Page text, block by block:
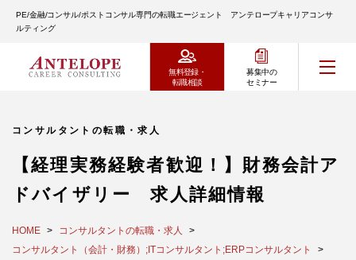
PE/金融/コンサル/ポストコンサル専門の転職エージェント アンテロープキャリアコンサ
ルティング
無料登録・
転職相談
募集中の
セミナー
コンサルタントの転職・求人
【経理実務経験者歓迎！】財務会計ア
ドバイザリー 求人詳細情報
HOME
コンサルタントの転職・求人
コンサルタント（会計・財務）;ITコンサルタント;ERPコンサルタント